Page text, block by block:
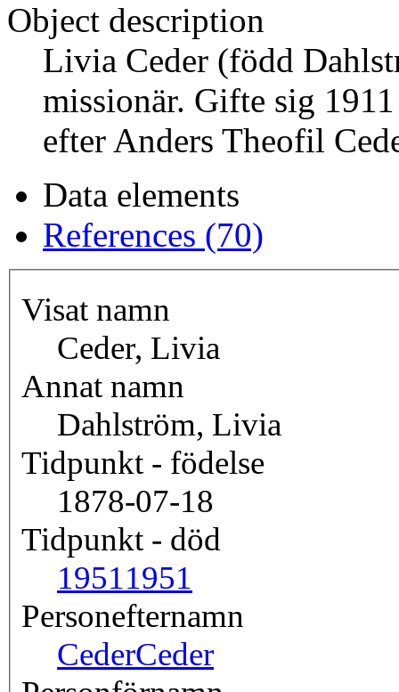
Object description
Livia Ceder (född
missionär. Gifte sig
efter Anders Theofil
Data elements
References (70)
Visat namn
Ceder, Livia
Annat namn
Dahlström, Livia
Tidpunkt - födelse
1878-07-18
Tidpunkt - död
19511951
Personefternamn
CederCeder